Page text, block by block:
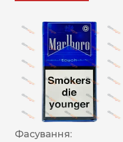
Фасування: